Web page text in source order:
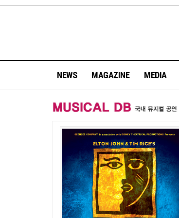
NEWS MAGAZINE MEDIA